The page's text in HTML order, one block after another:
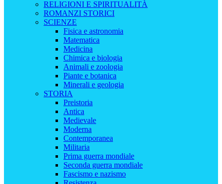
RELIGIONI E SPIRITUALITÀ
ROMANZI STORICI
SCIENZE
Fisica e astronomia
Matematica
Medicina
Chimica e biologia
Animali e zoologia
Piante e botanica
Minerali e geologia
STORIA
Preistoria
Antica
Medievale
Moderna
Contemporanea
Militaria
Prima guerra mondiale
Seconda guerra mondiale
Fascismo e nazismo